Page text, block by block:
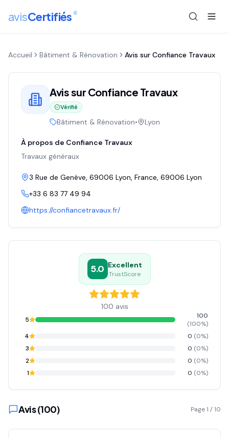
avisCertifiés ®
Accueil Bâtiment & Rénovation Avis sur Confiance Travaux
Avis sur Confiance Travaux
Vérifié
Bâtiment & Rénovation• Lyon
À propos de Confiance Travaux
Travaux généraux
3 Rue de Genève, 69006 Lyon, France, 69006 Lyon
+33 6 83 77 49 94
https://confiancetravaux.fr/
5.0 Excellent
TrustScore
100 avis
5
100
(100%)
4
0 (0%)
3
0 (0%)
2
0 (0%)
1
0 (0%)
Avis (100) Page1 /10